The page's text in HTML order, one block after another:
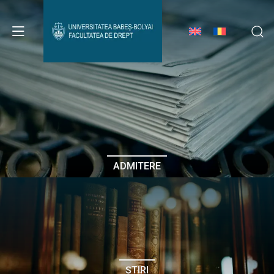
Avizier Studenți
Studii
Admitere
Erasmus & Internațional
Despre Facultate
ADMITERE
ȘTIRI